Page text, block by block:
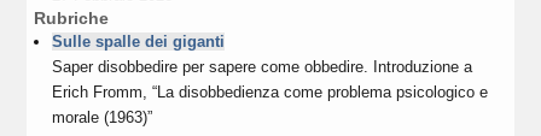
Rubriche
Sulle spalle dei giganti
Saper disobbedire per sapere come obbedire. Introduzione a
Erich Fromm, “La disobbedienza come problema psicologico e
morale (1963)”